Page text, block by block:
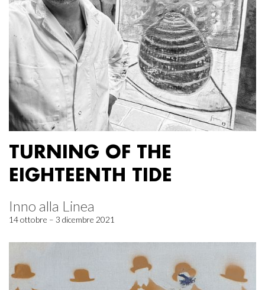
TURNING OF THE
EIGHTEENTH TIDE
Inno alla Linea
14 ottobre – 3 dicembre 2021